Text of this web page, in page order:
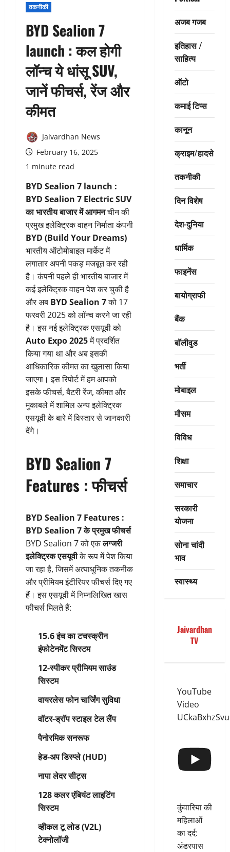
तकनीकी
BYD Sealion 7
launch : कल होगी
लॉन्‍च ये धांसू SUV,
जानें फीचर्स, रेंज और
कीमत
Jaivardhan News
February 16, 2025
1 minute read
BYD Sealion 7 launch :
BYD Sealion 7 Electric SUV
का भारतीय बाजार में आगमनचीन की
प्रमुख इलेक्ट्रिक वाहन निर्माता कंपनी
BYD (Build Your Dreams)
भारतीय ऑटोमोबाइल मार्केट में
लगातार अपनी पकड़ मजबूत कर रही
है। कंपनी पहले ही भारतीय बाजार में
कई इलेक्ट्रिक वाहन पेश कर चुकी है
और अब BYD Sealion 7को 17
फरवरी 2025 को लॉन्च करने जा रही
है। इस नई इलेक्ट्रिक एसयूवी को
Auto Expo 2025में प्रदर्शित
किया गया था और अब इसकी
आधिकारिक कीमत का खुलासा किया
जाएगा। इस रिपोर्ट में हम आपको
इसके फीचर्स, बैटरी रेंज, कीमत और
मुकाबले में शामिल अन्य इलेक्ट्रिक
एसयूवी के बारे में विस्तार से जानकारी
देंगे।
BYD Sealion 7
Features : फीचर्स
BYD Sealion 7 Features :
BYD Sealion 7 के प्रमुख फीचर्स
BYD Sealion 7 को एकलग्जरी
इलेक्ट्रिक एसयूवीके रूप में पेश किया
जा रहा है, जिसमें अत्याधुनिक तकनीक
और प्रीमियम इंटीरियर फीचर्स दिए गए
हैं। इस एसयूवी में निम्नलिखित खास
फीचर्स मिलते हैं:
15.6 इंच का टचस्क्रीन
इंफोटेनमेंट सिस्टम
12-स्पीकर प्रीमियम साउंड
सिस्टम
वायरलेस फोन चार्जिंग सुविधा
वॉटर-ड्रॉप स्टाइल टेल लैंप
पैनोरमिक सनरूफ
हेड-अप डिस्प्ले (HUD)
नापा लेदर सीट्स
128 कलर एंबियंट लाइटिंग
सिस्टम
व्‍हीकल टू लोड (V2L)
टेक्नोलॉजी
अजब गजब
इतिहास /
साहित्य
ऑटो
कमाई टिप्स
कानून
क्राइम/हादसे
तकनीकी
दिन विशेष
देश-दुनिया
धार्मिक
फाइनेंस
बायोग्राफी
बैंक
बॉलीवुड
भर्ती
मोबाइल
मौसम
विविध
शिक्षा
समाचार
सरकारी
योजना
सोना चांदी
भाव
स्वास्थ्य
Jaivardhan
TV
YouTube
Video
कुंवारिया की
महिलाओं
का दर्द:
अंडरपास